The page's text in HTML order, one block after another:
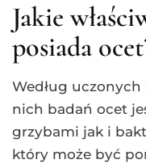
Jakie
posiada
Według
nich badań ocet
grzybami jak i
który może być